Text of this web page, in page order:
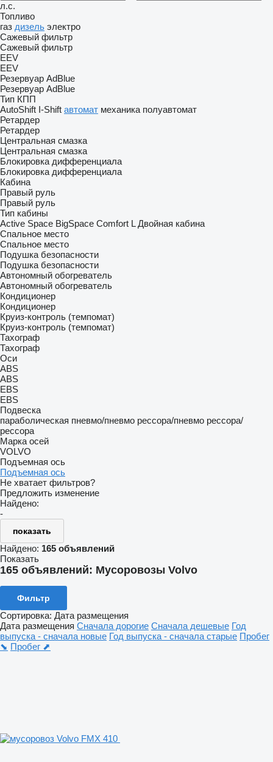
л.с.
Топливо
газ дизель электро
Сажевый фильтр
Сажевый фильтр
EEV
EEV
Резервуар AdBlue
Резервуар AdBlue
Тип КПП
AutoShift I-Shift автомат механика полуавтомат
Ретардер
Ретардер
Центральная смазка
Центральная смазка
Блокировка дифференциала
Блокировка дифференциала
Кабина
Правый руль
Правый руль
Тип кабины
Active Space BigSpace Comfort L Двойная кабина
Спальное место
Спальное место
Подушка безопасности
Подушка безопасности
Автономный обогреватель
Автономный обогреватель
Кондиционер
Кондиционер
Круиз-контроль (темпомат)
Круиз-контроль (темпомат)
Тахограф
Тахограф
Оси
ABS
ABS
EBS
EBS
Подвеска
параболическая пневмо/пневмо рессора/пневмо рессора/
рессора
Марка осей
VOLVO
Подъемная ось
Подъемная ось
Не хватает фильтров?
Предложить изменение
Найдено:
-
показать
Найдено: 165 объявлений
Показать
165 объявлений: Мусоровозы Volvo
Фильтр
Сортировка: Дата размещения
Дата размещения Сначала дорогие Сначала дешевые Год
выпуска - сначала новые Год выпуска - сначала старые Пробег
⬊ Пробег ⬈